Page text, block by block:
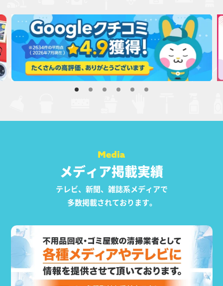
メディア掲載実績
テレビ、新聞、雑誌系メディアで
多数掲載されております。